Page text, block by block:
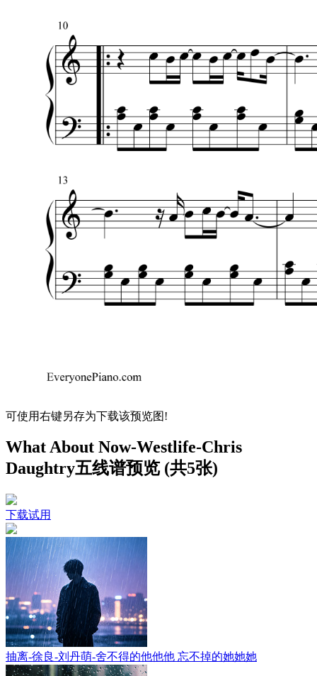
可使用右键另存为下载该预览图!
What About Now-Westlife-Chris
Daughtry五线谱预览 (共5张)
下载试用
抽离-徐良-刘丹萌-舍不得的他他他 忘不掉的她她她